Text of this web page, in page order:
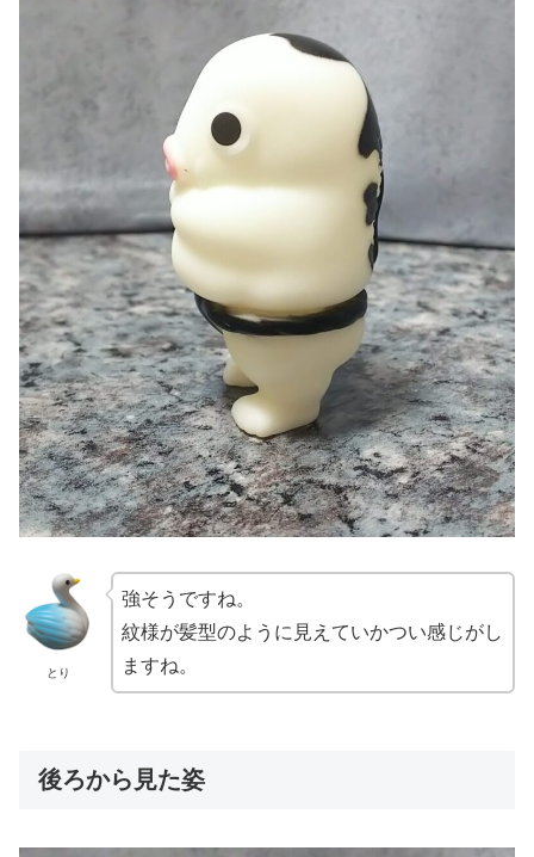
とり
強そうですね。
紋様が髪型のように見えていかつい感じがし
ますね。
後ろから見た姿